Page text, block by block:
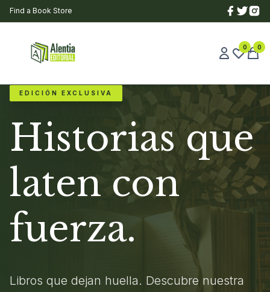
Find a Book Store
0 0
EDICIÓN EXCLUSIVA
Historias que
laten con
fuerza.
Libros que dejan huella. Descubre nuestra